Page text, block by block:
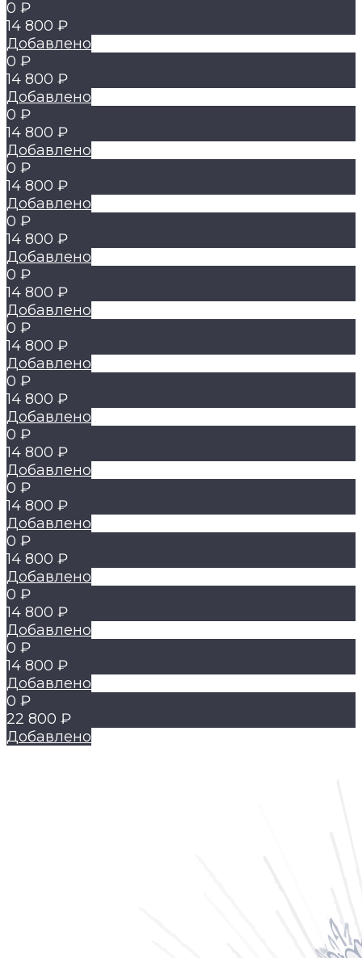
0 ₽
14 800 ₽
Добавлено
0 ₽
14 800 ₽
Добавлено
0 ₽
14 800 ₽
Добавлено
0 ₽
14 800 ₽
Добавлено
0 ₽
14 800 ₽
Добавлено
0 ₽
14 800 ₽
Добавлено
0 ₽
14 800 ₽
Добавлено
0 ₽
14 800 ₽
Добавлено
0 ₽
14 800 ₽
Добавлено
0 ₽
14 800 ₽
Добавлено
0 ₽
14 800 ₽
Добавлено
0 ₽
14 800 ₽
Добавлено
0 ₽
14 800 ₽
Добавлено
0 ₽
22 800 ₽
Добавлено